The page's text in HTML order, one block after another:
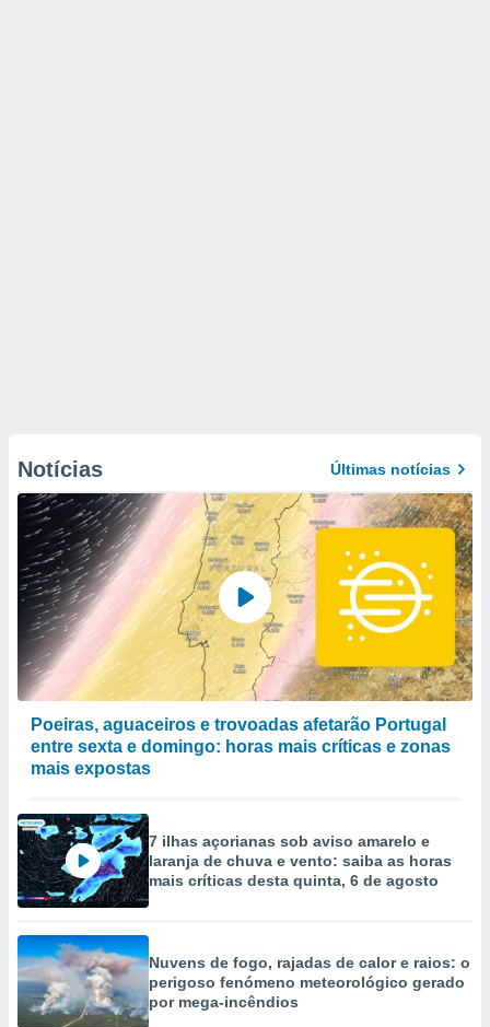
Notícias Últimas notícias
Poeiras, aguaceiros e trovoadas afetarão Portugal
entre sexta e domingo: horas mais críticas e zonas
mais expostas
7 ilhas açorianas sob aviso amarelo e
laranja de chuva e vento: saiba as horas
mais críticas desta quinta, 6 de agosto
Nuvens de fogo, rajadas de calor e raios: o
perigoso fenómeno meteorológico gerado
por mega-incêndios